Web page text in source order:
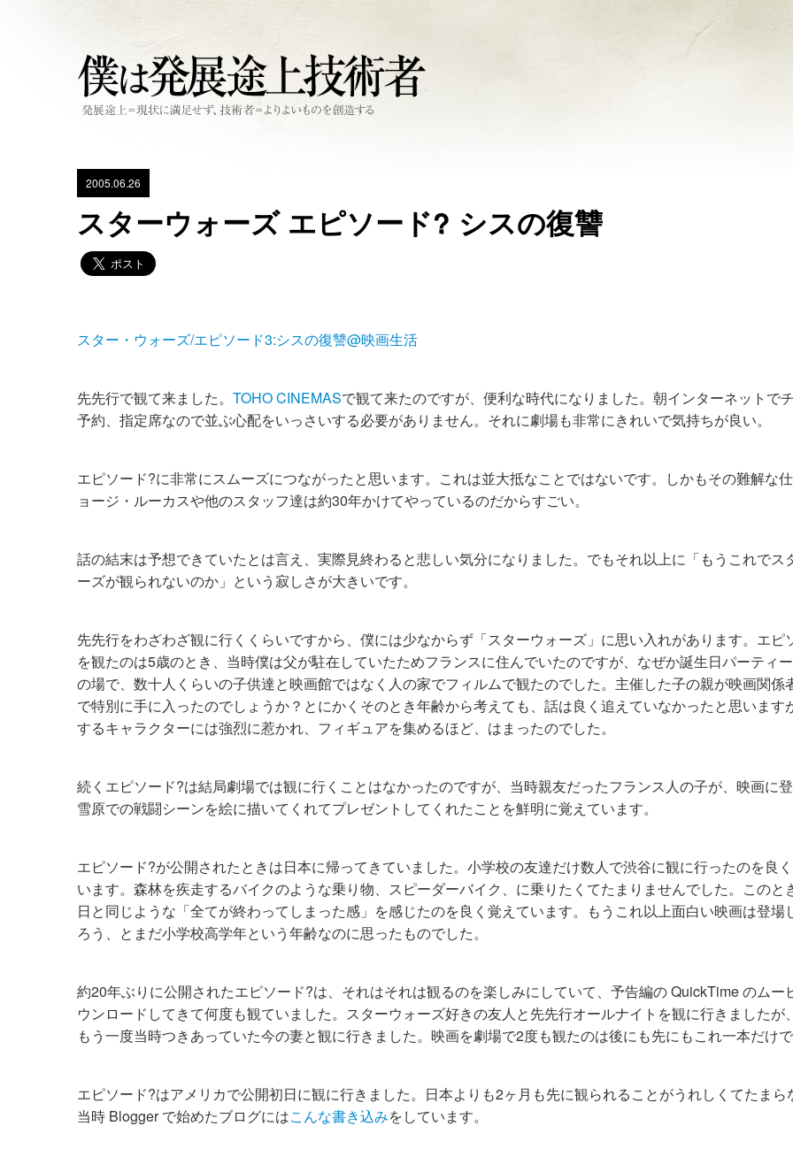
2005.06.26
スターウォーズ エピソード? シスの復讐
スター・ウォーズ/エピソード3:シスの復讐@映画生活
先先行で観て来ました。 TOHO CINEMASで観て来たのですが、便利な時代になりました。朝インターネットで
予約、指定席なので並ぶ心配をいっさいする必要がありません。それに劇場も非常にきれいで気持ちが良い。
エピソード?に非常にスムーズにつながったと思います。これは並大抵なことではないです。しかもその難解な
ョージ・ルーカスや他のスタッフ達は約30年かけてやっているのだからすごい。
話の結末は予想できていたとは言え、実際見終わると悲しい気分になりました。でもそれ以上に「もうこれでス
ーズが観られないのか」という寂しさが大きいです。
先先行をわざわざ観に行くくらいですから、僕には少なからず「スターウォーズ」に思い入れがあります。エピ
を観たのは5歳のとき、当時僕は父が駐在していたためフランスに住んでいたのですが、なぜか誕生日パーティ
の場で、数十人くらいの子供達と映画館ではなく人の家でフィルムで観たのでした。主催した子の親が映画関係
で特別に手に入ったのでしょうか？とにかくそのとき年齢から考えても、話は良く追えていなかったと思います
するキャラクターには強烈に惹かれ、フィギュアを集めるほど、はまったのでした。
続くエピソード?は結局劇場では観に行くことはなかったのですが、当時親友だったフランス人の子が、映画に
雪原での戦闘シーンを絵に描いてくれてプレゼントしてくれたことを鮮明に覚えています。
エピソード?が公開されたときは日本に帰ってきていました。小学校の友達だけ数人で渋谷に観に行ったのを良
います。森林を疾走するバイクのような乗り物、スピーダーバイク、に乗りたくてたまりませんでした。このと
日と同じような「全てが終わってしまった感」を感じたのを良く覚えています。もうこれ以上面白い映画は登場
ろう、とまだ小学校高学年という年齢なのに思ったものでした。
約20年ぶりに公開されたエピソード?は、それはそれは観るのを楽しみにしていて、予告編の QuickTime のムー
ウンロードしてきて何度も観ていました。スターウォーズ好きの友人と先先行オールナイトを観に行きましたが
もう一度当時つきあっていた今の妻と観に行きました。映画を劇場で2度も観たのは後にも先にもこれ一本だけで
エピソード?はアメリカで公開初日に観に行きました。日本よりも2ヶ月も先に観られることがうれしくてたまら
当時 Blogger で始めたブログにはこんな書き込みをしています。